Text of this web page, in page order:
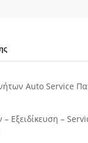
Auto Service
Εξειδίκευση –